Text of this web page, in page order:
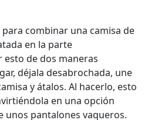
combinar una camisa de
en la parte
esto de dos maneras
déjala desabrochada, une
y átalos. Al hacerlo, esto
en una opción
unos pantalones vaqueros.